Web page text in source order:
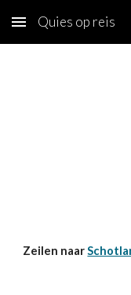
Skip to main content
Quies op reis
Zeilen naar